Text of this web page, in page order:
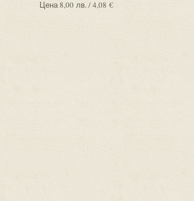
Цена8,00 лв. / 4,08 €